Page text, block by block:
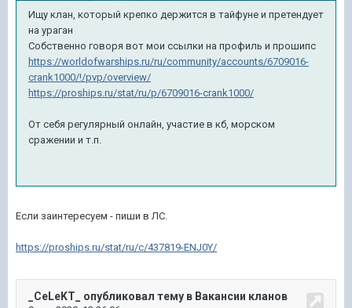
Ищу клан, который крепко держится в тайфуне и претендует
на ураган
Собственно говоря вот мои ссылки на профиль и прошипс
https://worldofwarships.ru/ru/community/accounts/6709016-
crank1000/!/pvp/overview/
https://proships.ru/stat/ru/p/6709016-crank1000/
От себя регулярный онлайн, участие в кб, морском
сражении и т.п.
Если заинтересуем - пиши в ЛС.
https://proships.ru/stat/ru/c/437819-ENJ0Y/